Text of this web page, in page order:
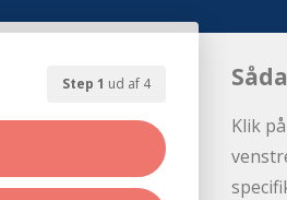
Step 1 ud af 4
Klik